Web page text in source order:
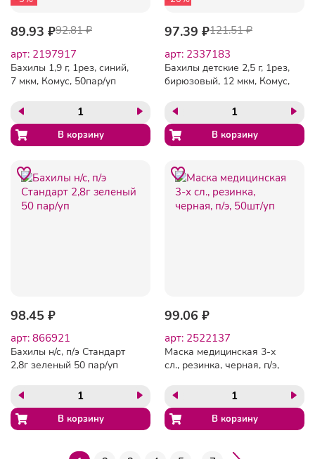
89.93 ₽92.81 ₽
арт: 2197917
Бахилы 1,9 г, 1рез, синий,
7 мкм, Комус, 50пар/уп
97.39 ₽121.51 ₽
арт: 2337183
Бахилы детские 2,5 г, 1рез,
бирюзовый, 12 мкм, Комус,
98.45 ₽
арт: 866921
Бахилы н/с, п/э Стандарт
2,8г зеленый 50 пар/уп
99.06 ₽
арт: 2522137
Маска медицинская 3-х
сл., резинка, черная, п/э,